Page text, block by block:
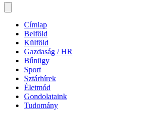
Címlap
Belföld
Külföld
Gazdaság / HR
Bűnügy
Sport
Sztárhírek
Életmód
Gondolataink
Tudomány